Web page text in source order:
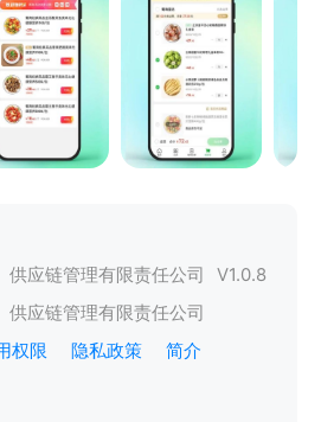
供应链管理有限责任公司 V1.0.8
供应链管理有限责任公司
权限 隐私政策 简介